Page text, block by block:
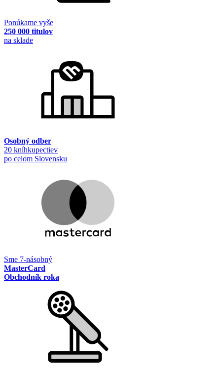
Ponúkame vyše
250 000 titulov
na sklade
Osobný odber
20 kníhkupectiev
po celom Slovensku
Sme 7-násobný
MasterCard
Obchodník roka